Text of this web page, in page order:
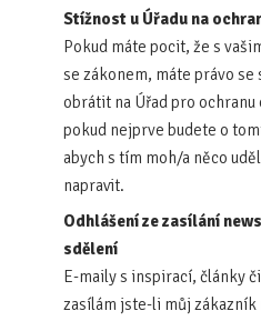
Stížnost u Úřadu na
Pokud máte pocit, že s
se zákonem, máte právo
obrátit na Úřad pro ochranu
pokud nejprve budete o
abych s tím moh/a něco
napravit.
Odhlášení ze zasílání
sdělení
E-maily s inspirací, články
zasílám jste-li můj zákazník